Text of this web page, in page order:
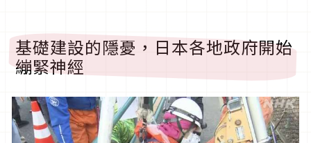
基礎建設的隱憂，日本各地政府開始
繃緊神經